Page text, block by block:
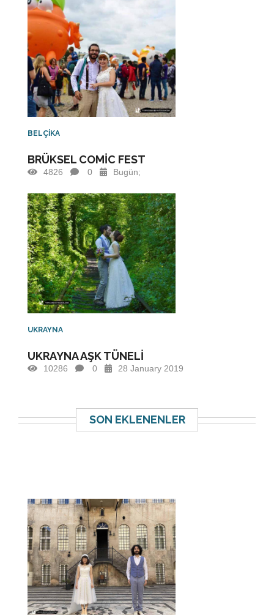
BELÇİKA
BRÜKSEL COMİC FEST
4826 0 Bugün;
UKRAYNA
UKRAYNA AŞK TÜNELİ
10286 0 28 January 2019
SON EKLENENLER